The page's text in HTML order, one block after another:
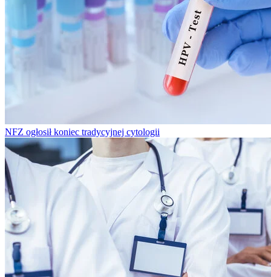
NFZ ogłosił koniec tradycyjnej cytologii